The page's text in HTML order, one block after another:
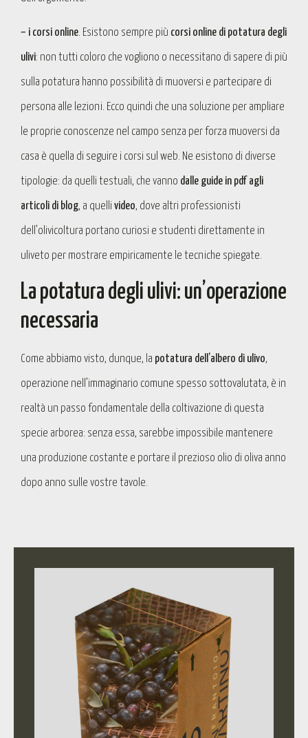
– i corsi online. Esistono sempre più corsi online di potatura degli
ulivi: non tutti coloro che vogliono o necessitano di sapere di più
sulla potatura hanno possibilità di muoversi e partecipare di
persona alle lezioni. Ecco quindi che una soluzione per ampliare
le proprie conoscenze nel campo senza per forza muoversi da
casa è quella di seguire i corsi sul web. Ne esistono di diverse
tipologie: da quelli testuali, che vanno dalle guide in pdf agli
articoli di blog, a quelli video, dove altri professionisti
dell’olivicoltura portano curiosi e studenti direttamente in
uliveto per mostrare empiricamente le tecniche spiegate.
La potatura degli ulivi: un’operazione
necessaria
Come abbiamo visto, dunque, la potatura dell’albero di ulivo,
operazione nell’immaginario comune spesso sottovalutata, è in
realtà un passo fondamentale della coltivazione di questa
specie arborea: senza essa, sarebbe impossibile mantenere
una produzione costante e portare il prezioso olio di oliva anno
dopo anno sulle vostre tavole.